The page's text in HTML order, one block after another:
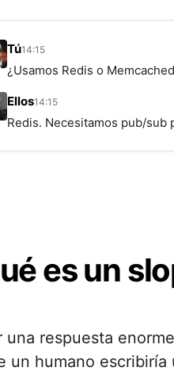
Tú14:15
¿Usamos Redis o
Ellos14:15
Redis. Necesitamos pub/sub
es un
una respuesta
un humano